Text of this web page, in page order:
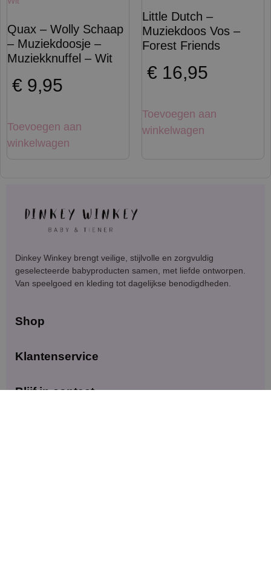
Quax – Wolly Schaap
– Muziekdoosje –
Muziekknuffel – Wit
€ 9,95
Toevoegen aan
winkelwagen
Little Dutch –
Muziekdoos Vos –
Forest Friends
€ 16,95
Toevoegen aan
winkelwagen
Dinkey Winkey brengt veilige, stijlvolle en zorgvuldig
geselecteerde babyproducten samen, met liefde ontworpen.
Van speelgoed en kleding tot dagelijkse benodigdheden.
Shop
Klantenservice
Blijf in contact